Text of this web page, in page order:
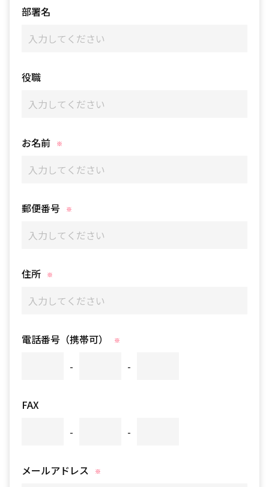
部署名
役職
お名前
郵便番号
住所
電話番号（携帯可）
-
-
FAX
-
-
メールアドレス